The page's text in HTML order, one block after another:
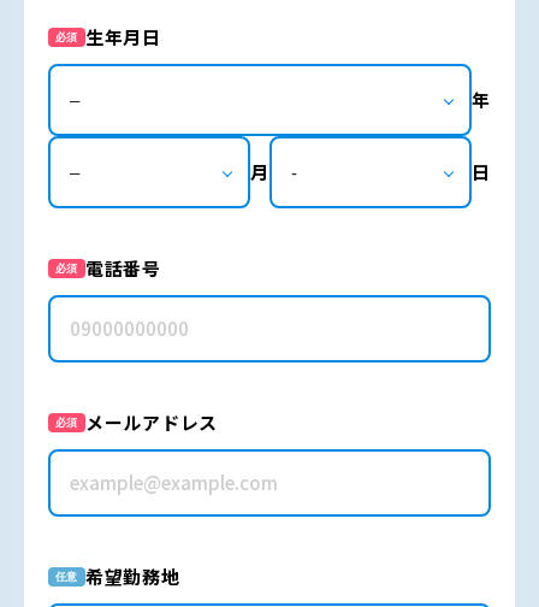
必須 生年月日
年
月 日
必須 電話番号
必須 メールアドレス
任意 希望勤務地